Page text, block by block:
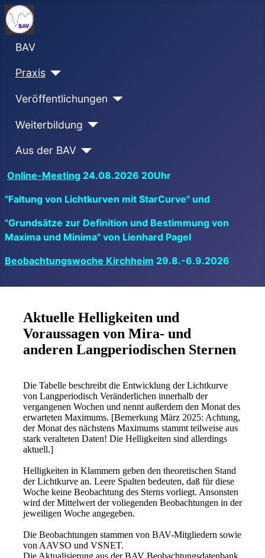
BAV
Praxis
Veröffentlichungen
Weiterbildung
Aus der BAV
Online-Meeting 24.08.2026 20Uhr
"Faltung von Lichtkurven mit StarCurve" und
"Grundsätze zur Definition und Bestimmung von
Maxima und Minima" von Lienhard Pagel
Beobachtungswoche Kirchheim 29.8.-6.9.2026